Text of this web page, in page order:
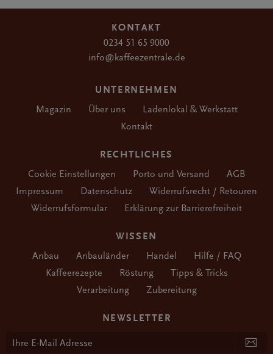
KONTAKT
0234 51 65 9000
info@kaffeezentrale.de
UNTERNEHMEN
Magazin
Über uns
Ladenlokal & Werkstatt
Kontakt
RECHTLICHES
Cookie Einstellungen
Porto und Versand
AGB
Impressum
Datenschutz
Widerrufsrecht / Retouren
Widerrufsformular
Erklärung zur Barrierefreiheit
WISSEN
Anbau
Anbauländer Handel
Hilfe / FAQ
Kaffeerezepte
Röstung
Tipps & Tricks
Verarbeitung
Zubereitung
NEWSLETTER